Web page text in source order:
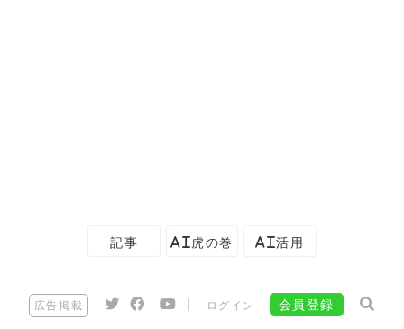
記事 AI虎の巻 AI活用
広告掲載 ログイン 会員登録